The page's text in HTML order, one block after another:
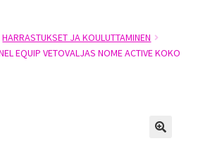
HARRASTUKSET JA KOULUTTAMINEN
EQUIP VETOVALJAS NOME ACTIVE KOKO